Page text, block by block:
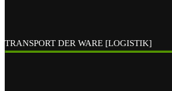
TRANSPORT DER WARE [LOGISTIK]